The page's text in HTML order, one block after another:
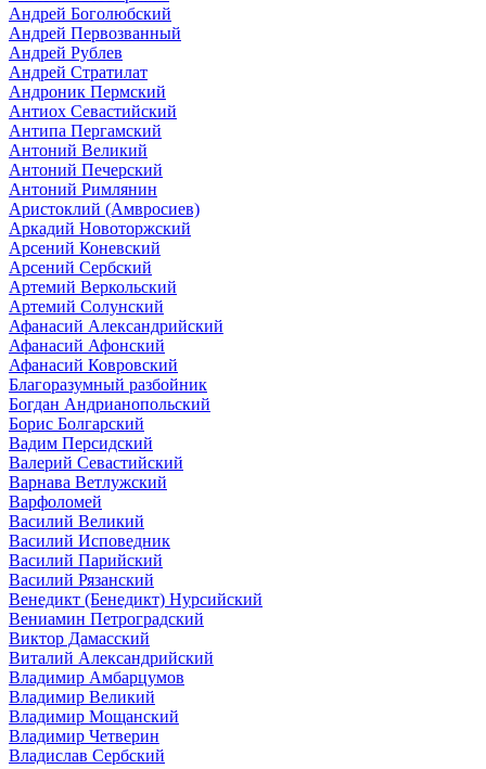
Андрей Боголюбский
Андрей Первозванный
Андрей Рублев
Андрей Стратилат
Андроник Пермский
Антиох Севастийский
Антипа Пергамский
Антоний Великий
Антоний Печерский
Антоний Римлянин
Аристоклий (Амвросиев)
Аркадий Новоторжский
Арсений Коневский
Арсений Сербский
Артемий Веркольский
Артемий Солунский
Афанасий Александрийский
Афанасий Афонский
Афанасий Ковровский
Благоразумный разбойник
Богдан Андрианопольский
Борис Болгарский
Вадим Персидский
Валерий Севастийский
Варнава Ветлужский
Варфоломей
Василий Великий
Василий Исповедник
Василий Парийский
Василий Рязанский
Венедикт (Бенедикт) Нурсийский
Вениамин Петроградский
Виктор Дамасский
Виталий Александрийский
Владимир Амбарцумов
Владимир Великий
Владимир Мощанский
Владимир Четверин
Владислав Сербский